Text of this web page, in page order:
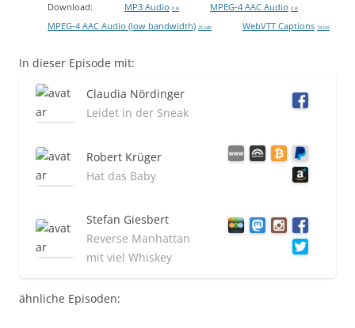
Download: MP3 Audio 0 B MPEG-4 AAC Audio 0 B
MPEG-4 AAC Audio (low bandwidth) 25 MB WebVTT Captions 74 KB
In dieser Episode mit:
Claudia Nördinger
Leidet in der Sneak
Robert Krüger
Hat das Baby
Stefan Giesbert
Reverse Manhattan
mit viel Whiskey
ähnliche Episoden: